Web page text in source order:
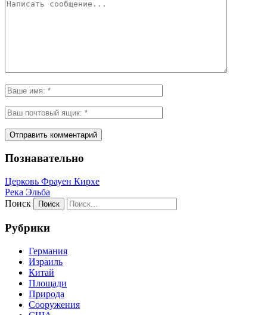
Познавательно
Церковь Фрауен Кирхе
Река Эльба
Поиск
Рубрики
Германия
Израиль
Китай
Площади
Природа
Сооружения